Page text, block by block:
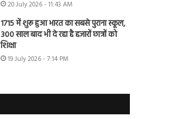
20 July 2026 - 11:43 AM
1715 में शुरू हुआ भारत का सबसे पुराना स्कूल,
300 साल बाद भी दे रहा है हजारों छात्रों को
शिक्षा
19 July 2026 - 7:14 PM